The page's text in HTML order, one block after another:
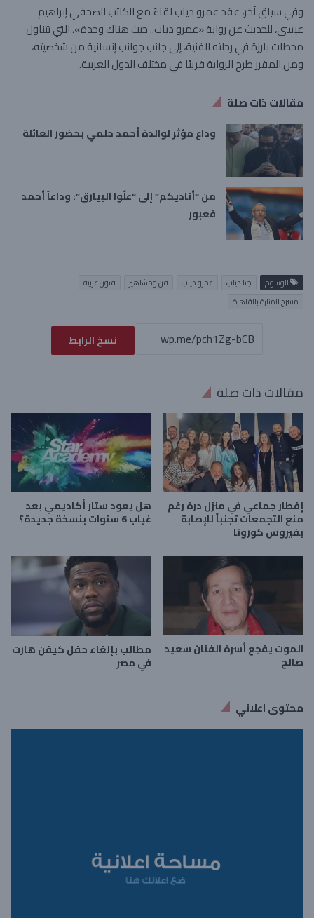
وفي سياق آخر، عقد عمرو دياب لقاءً مع الكاتب الصحفي إبراهيم
عيسى، للحديث عن رواية «عمرو دياب.. حيث هناك وحدة»، التي تتناول
محطات بارزة في رحلته الفنية، إلى جانب جوانب إنسانية من شخصيته،
ومن المقرر طرح الرواية قريبًا في مختلف الدول العربية.
مقالات ذات صلة
وداع مؤثر لوالدة أحمد حلمي بحضور العائلة
من “أناديكم” إلى “علّوا البيارق”: وداعاً أحمد
قعبور
الوسوم جنا دياب عمرو دياب فن ومشاهير
فنون عربية
مسرح المنارة بالقاهرة
نسخ الرابط
مقالات ذات صلة
إفطار جماعي في منزل درة رغم
منع التجمعات تجنباً للإصابة
بفيروس كورونا
هل يعود ستار أكاديمي بعد
غياب 6 سنوات بنسخة جديدة؟
الموت يفجع أسرة الفنان سعيد
صالح
مطالب بإلغاء حفل كيفن هارت
في مصر
محتوى اعلاني